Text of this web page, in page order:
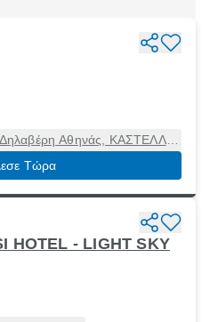
Αθηνάς, ΚΑΣΤΕΛΛΑ,
Αττική, 18533
Τώρα
HOTEL - LIGHT SKY